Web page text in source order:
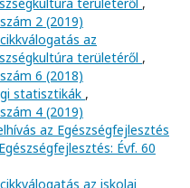
2 (2019)
az
területéről ,
6 (2018)
statisztikák ,
4 (2019)
az Egészségfejlesztés
Egészségfejlesztés: Évf. 60
az iskolai